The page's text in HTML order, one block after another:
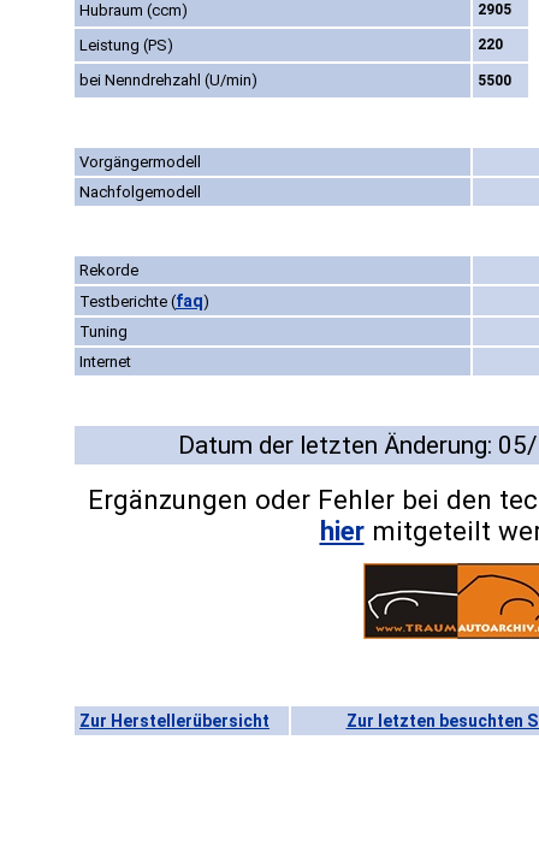
Hubraum (ccm) 2905
Leistung (PS) 220
bei Nenndrehzahl (U/min) 5500
Vorgängermodell
Nachfolgemodell
Rekorde
Testberichte (faq)
Tuning
Internet
Datum der letzten Änderung:
Ergänzungen oder Fehler bei den
hiermitgeteilt
Zur Herstellerübersicht Zur letzten besuchten